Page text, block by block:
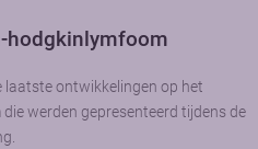
hodgkinlymfoom
laatste ontwikkelingen op het
werden gepresenteerd tijdens de